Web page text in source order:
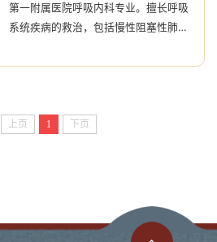
第一附属医院呼吸内科专业。擅长呼吸
系统疾病的救治，包括慢性阻塞性肺疾
胸腔积液、肺栓塞、肺癌、呼吸衰竭等
上页 1 下页